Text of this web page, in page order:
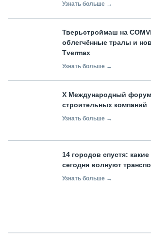
Узнать больше →
Тверьстроймаш на
облегчённые тралы и
Tvermax
Узнать больше →
X Международный
строительных компаний
Узнать больше →
14 городов спустя:
сегодня волнуют
Узнать больше →